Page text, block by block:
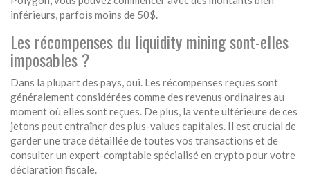
inférieurs, parfois moins de 50$.
Les récompenses du liquidity mining sont-elles
imposables ?
Dans la plupart des pays, oui. Les récompenses reçues sont
généralement considérées comme des revenus ordinaires au
moment où elles sont reçues. De plus, la vente ultérieure de ces
jetons peut entraîner des plus-values capitales. Il est crucial de
garder une trace détaillée de toutes vos transactions et de
consulter un expert-comptable spécialisé en crypto pour votre
déclaration fiscale.